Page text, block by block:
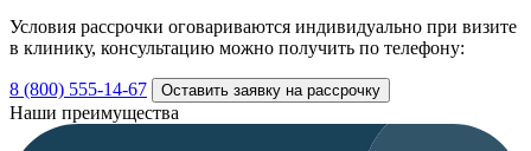
Условия рассрочки оговариваются индивидуально при визите
в клинику, консультацию можно получить по телефону:
8 (800) 555-14-67 Оставить заявку на рассрочку
Наши преимущества